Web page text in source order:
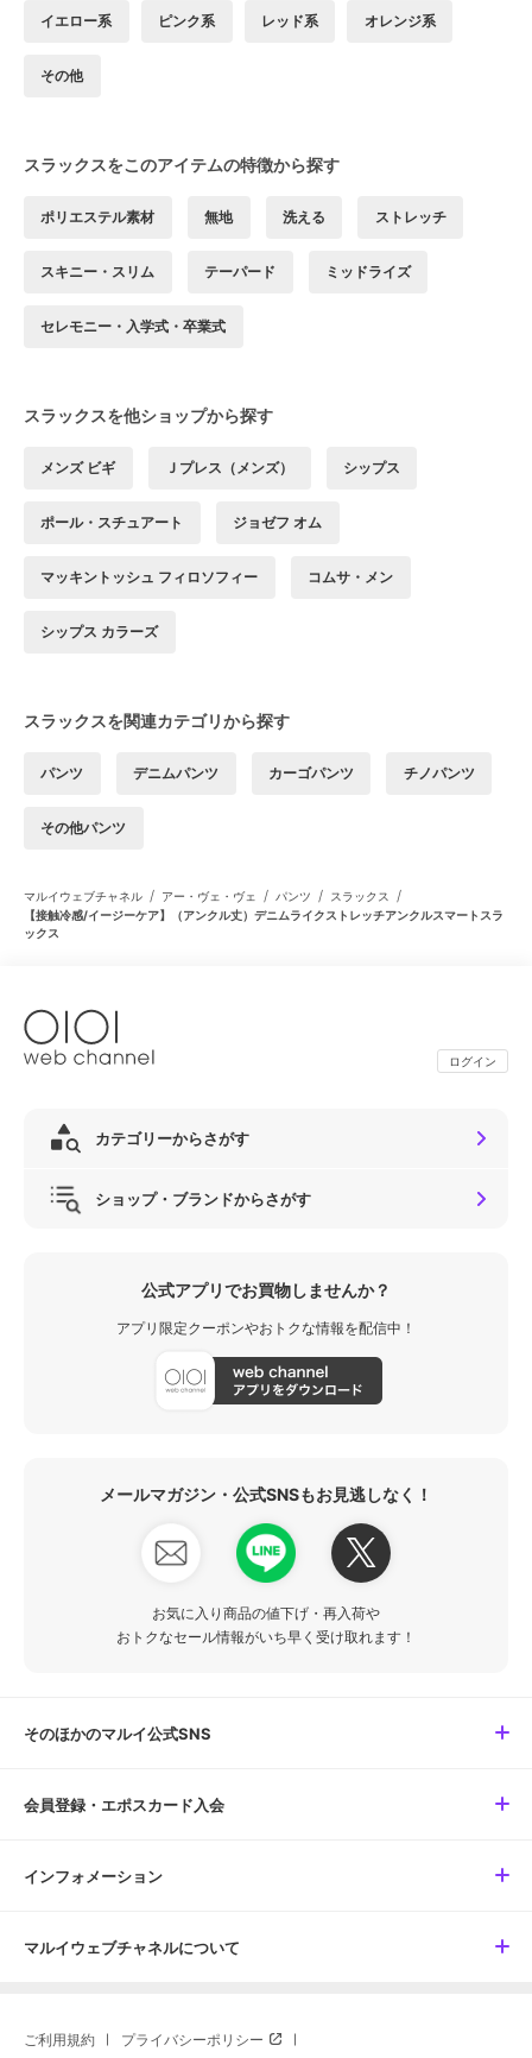
イエロー系 ピンク系 レッド系 オレンジ系
その他
スラックスをこのアイテムの特徴から探す
ポリエステル素材 無地 洗える ストレッチ
スキニー・スリム テーパード ミッドライズ
セレモニー・入学式・卒業式
スラックスを他ショップから探す
メンズ ビギ Ｊプレス（メンズ） シップス
ポール・スチュアート ジョゼフ オム
マッキントッシュ フィロソフィー コムサ・メン
シップス カラーズ
スラックスを関連カテゴリから探す
パンツ デニムパンツ カーゴパンツ チノパンツ
その他パンツ
マルイウェブチャネル / アー・ヴェ・ヴェ / パンツ / スラックス /
【接触冷感/イージーケア】（アンクル丈）デニムライクストレッチアンクルスマートスラ
ックス
ログイン
カテゴリーからさがす
ショップ・ブランドからさがす
公式アプリでお買物しませんか？
アプリ限定クーポンやおトクな情報を配信中！
メールマガジン・公式SNSもお見逃しなく！
お気に入り商品の値下げ・再入荷や
おトクなセール情報がいち早く受け取れます！
そのほかのマルイ公式SNS
会員登録・エポスカード入会
インフォメーション
マルイウェブチャネルについて
ご利用規約 プライバシーポリシー